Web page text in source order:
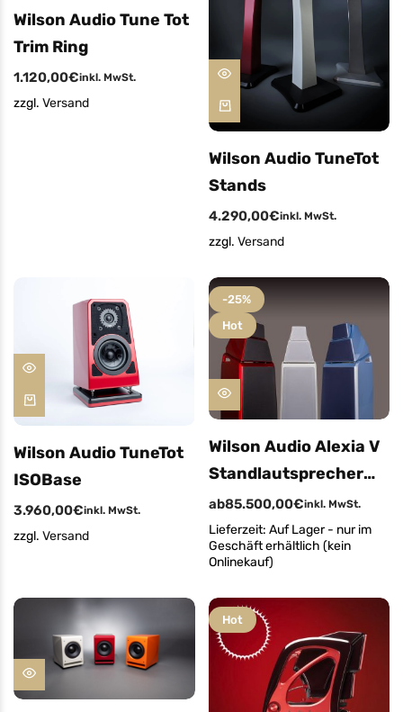
Wilson Audio Tune Tot
Trim Ring
1.120,00€inkl. MwSt.
zzgl. Versand
Wilson Audio TuneTot
Stands
4.290,00€inkl. MwSt.
zzgl. Versand
Wilson Audio TuneTot
ISOBase
3.960,00€inkl. MwSt.
zzgl. Versand
-25%
Hot
Wilson Audio Alexia V
Standlautsprecher
(Angebot Aussteller
Premium Pearl Orchid
Blue)
ab85.500,00€inkl. MwSt.
Lieferzeit: Auf Lager - nur im
Geschäft erhältlich (kein
Onlinekauf)
Hot